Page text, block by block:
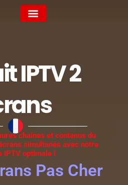
IPTV 2
chaînes et contenus du
simultanés avec notre
IPTV optimale !
Pas Cher